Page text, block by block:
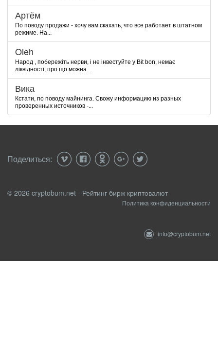
Артём
По поводу продажи - хочу вам скахать, что все работает в штатном
режиме. На...
Oleh
Народ , побережіть нерви, і не інвестуйте у Bit bon, немає
ліквідності, про що можна...
Вика
Кстати, по поводу майнинга. Свожу информацию из разных
проверенных источников -...
Поделиться:
© 2026 cryptobum.net - Рейтинг бирж криптовалют
Политика конфиденциальности
info@cryptobum.net